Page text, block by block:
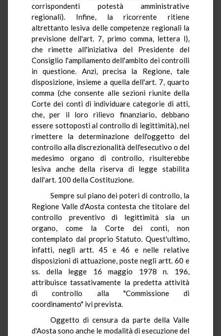
corrispondenti potestà amministrative
regionali). Infine, la ricorrente ritiene
altrettanto lesiva delle competenze regionali la
previsione dell'art. 7, primo comma, lettera l),
che rimette all'iniziativa del Presidente del
Consiglio l'ampliamento dell'ambito dei controlli
in questione. Anzi, precisa la Regione, tale
disposizione, insieme a quella dell'art. 7, quarto
comma (che consente alle sezioni riunite della
Corte dei conti di individuare categorie di atti,
che, per il loro rilievo finanziario, debbano
essere sottoposti al controllo di legittimità), nel
rimettere la determinazione dell'oggetto del
controllo alla discrezionalità dell'esecutivo o del
medesimo organo di controllo, risulterebbe
lesiva anche della riserva di legge stabilita
dall'art. 100 della Costituzione.
Sempre sul piano dei poteri di controllo, la
Regione Valle d'Aosta contesta che titolare del
controllo preventivo di legittimità sia un
organo, come la Corte dei conti, non
contemplato dal proprio Statuto. Quest'ultimo,
infatti, negli artt. 45 e 46 e nelle relative
disposizioni di attuazione, poste negli artt. 60 e
ss. della legge 16 maggio 1978 n. 196,
attribuisce tassativamente la predetta attività
di controllo alla "Commissione di
coordinamento" ivi prevista.
Oggetto di censura da parte della Valle
d'Aosta sono anche le modalità di esecuzione del